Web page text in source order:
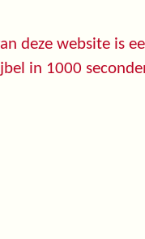
deze website is
in 1000